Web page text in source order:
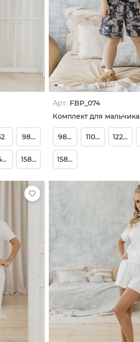
98-104
152 158-164
Арт. FBP_074
Комплект для мальчика
98-104 110-116 122-128
158-164